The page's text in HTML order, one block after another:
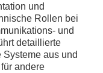
und
Rollen bei
und
detaillierte
Systeme aus und
andere